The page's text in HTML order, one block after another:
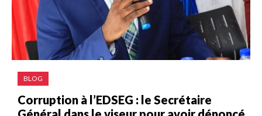
BLOG
Corruption à l’EDSEG : le Secrétaire